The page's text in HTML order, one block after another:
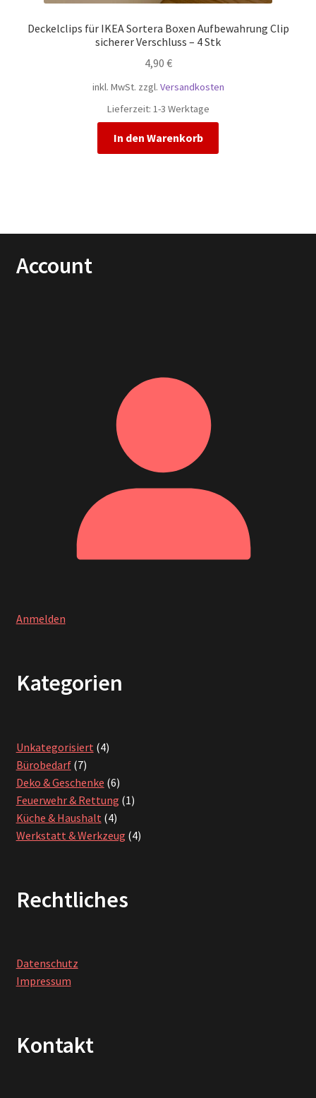
Deckelclips für IKEA Sortera Boxen Aufbewahrung Clip
sicherer Verschluss – 4 Stk
4,90 €
inkl. MwSt. zzgl. Versandkosten
Lieferzeit: 1-3 Werktage
In den Warenkorb
Account
Anmelden
Kategorien
Unkategorisiert 44
Bürobedarf 77
Produkte
Deko & Geschenke 66
Produkte
Feuerwehr & Rettung 11
Küche & Haushalt 44
Produkte
Werkstatt & Werkzeug 44
Rechtliches
Datenschutz
Impressum
Kontakt